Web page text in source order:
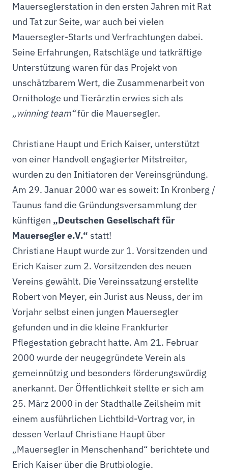
Mauerseglerstation in den ersten Jahren mit Rat
und Tat zur Seite, war auch bei vielen
Mauersegler-Starts und Verfrachtungen dabei.
Seine Erfahrungen, Ratschläge und tatkräftige
Unterstützung waren für das Projekt von
unschätzbarem Wert, die Zusammenarbeit von
Ornithologe und Tierärztin erwies sich als
„winning team“für die Mauersegler.
Christiane Haupt und Erich Kaiser, unterstützt
von einer Handvoll engagierter Mitstreiter,
wurden zu den Initiatoren der Vereinsgründung.
Am 29. Januar 2000 war es soweit: In Kronberg /
Taunus fand die Gründungsversammlung der
künftigen „Deutschen Gesellschaft für
Mauersegler e.V.“ statt!
Christiane Haupt wurde zur 1. Vorsitzenden und
Erich Kaiser zum 2. Vorsitzenden des neuen
Vereins gewählt. Die Vereinssatzung erstellte
Robert von Meyer, ein Jurist aus Neuss, der im
Vorjahr selbst einen jungen Mauersegler
gefunden und in die kleine Frankfurter
Pflegestation gebracht hatte. Am 21. Februar
2000 wurde der neugegründete Verein als
gemeinnützig und besonders förderungswürdig
anerkannt. Der Öffentlichkeit stellte er sich am
25. März 2000 in der Stadthalle Zeilsheim mit
einem ausführlichen Lichtbild-Vortrag vor, in
dessen Verlauf Christiane Haupt über
„Mauersegler in Menschenhand“ berichtete und
Erich Kaiser über die Brutbiologie.